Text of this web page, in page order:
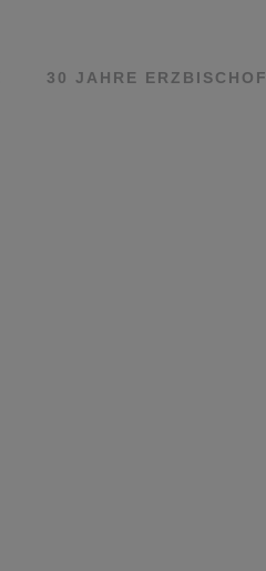
30 JAHRE ERZBISCHOF